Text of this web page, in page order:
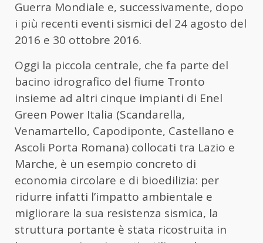
Guerra Mondiale e, successivamente, dopo
i più recenti eventi sismici del 24 agosto del
2016 e 30 ottobre 2016.
Oggi la piccola centrale, che fa parte del
bacino idrografico del fiume Tronto
insieme ad altri cinque impianti di Enel
Green Power Italia (Scandarella,
Venamartello, Capodiponte, Castellano e
Ascoli Porta Romana) collocati tra Lazio e
Marche, è un esempio concreto di
economia circolare e di bioedilizia: per
ridurre infatti l’impatto ambientale e
migliorare la sua resistenza sismica, la
struttura portante è stata ricostruita in